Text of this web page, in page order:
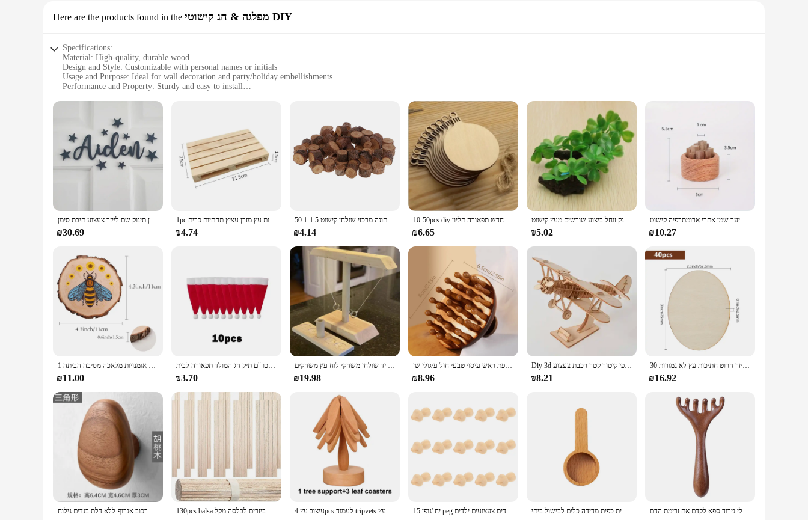
Here are the products found in the מפלגה & חג קישוטי DIY
Specifications:
Material: High-quality, durable wood
Design and Style: Customizable with personal names or initials
Usage and Purpose: Ideal for wall decoration and party/holiday embellishments
Performance and Property: Sturdy and easy to install
Shape or Size or Weight or Quantity: Available in various sizes to suit different spaces
**Elegant and Personalized Decor**
The עץ שם סימן coustom שם סימן אישית משתלת דקור קיר תפאורה is a unique addition to any home or event decor. This customizable wall decoration allows you to personalize your space with a
touch of elegance. Whether you're looking to add a personalized touch to your living room, or you're planning a special event, this decoration set is perfect for you. The customizable aspect of this
product makes it a thoughtful gift for family and friends, or a way to add a personal touch to your own space.
The versatility of this decoration set is unmatched. Not only can it be used as a personalized wall decoration, but it also serves as a stunning party and holiday decoration. The sets come with a variety
of DIY decorations, ensuring that you can create a unique look that suits your style. The ease of installation makes it a hassle-free addition to any room. It's perfect for those who love to personalize
their space without the need for professional help.
**Adaptable for Various Occasions**
enhance the ambiance of a wedding, birthday party, or any other celebration, this decoration set will add a personal touch that your guests will appreciate. The sets are available in various sizes, making
them adaptable for different spaces and occasions. With its wholesale availability, it's a perfect choice for those looking to offer a personalized touch to their clients or customers.
אישית צבע אקריליק דלת שם סימן עם כוכבים או לבבות משתלה או ילדים של שינה סימן תינוק שם לייזר צעצוע תיבת סימן
₪30.69
1pc מיני עץ מזרן משקאות תחתיות עבור חם וקר משקאות עץ מזרן עציץ תחתיות כרית
₪4.74
50 חתיכות עץ יומן עגול פרוס לחתונה מרכזי שולחן קישוט 1-1.5cm
₪4.14
10-50pcs diy חג המולד עץ כדורי חג המולד קישוט עגול תגים תלייה קישוט לחג המולד חדש תפאורה תליון
₪6.65
עץ צב מלאכותי עץ צב מלאכותי עץ יבש אקווריום טנק זוחל ביצוע שורשים מעץ קישוט
₪5.02
קטן צ 'אידוי שמן אתרי בושם עץ אשור שחור אגוז ניחוח יער שמן אתרי ארומתרפיה קישוט
₪10.27
1 עץ החיים של חתיכות עץ עגול טבעי פרוסות עיגולים עץ כפרי עיגולים גיליון עבור אומנויות מלאכה מסיבה הביתה
₪11.00
קישוטי חג המולד 2024 קישוט שמלת חג המולד מחזיק כובע חג המולד כובע סכין מזלג סכו "ם תיק חג המולד תפאורה לבית
₪3.70
ילדים מבוגרים טבעת לזרוק משחקי בית מסיבה הביתה משחקי שתייה מהירה כף יד שולחן משחקי לוח עץ משחקים
₪19.98
טיפול עץ רב תפקודי עיסוי מסרק הקרקפת ראש עיסוי טבעי חול עיגולי שן guasha גירוד גוף עיסוי
₪8.96
Diy 3d עץ פאזל להרכבה פאזל לייזר חיתוך שיט ספינה כנפי קיטור קטר רכבת צעצוע diy ערכת למבוגרים ילד
₪8.21
30 יח 'חרק עץ כרטיסי ביקור חרק שם כרטיס ברכה חרוט לייזר חרוט חתיכות עץ לא גמורות
₪16.92
פרודיניאן עץ מלא ידית בגדים וו מעיל וו רכוב קיר-רכוב אגרוף-ללא דלת בגדים גילוח 130pcs balsa עץ רצועה עץ מלאכה מרובע דגם צעצועים בניין גילוף ידיים אביזרים לבלסה מקל עיצוב עץ 4pcs לעמוד tripvets עץ אנטי סקלד עמיד חום שולחן מחצלת מגלשן עץ 15 יח 'גופן peg בובות פטריית עץ קטנה תפאורה ילדים צעצועים ילדים ערכת כפית עץ מדידה של כף עץ מדידה של כפית כפית כפית מדידה כלים לבישול ביתי עיסוי מרידיאן שישה טופר עיסוי מרידיאן מסרק אנטי סטטי טבעי עץ רחב שיניים גואה שה כלי גירוד ספא לקדם את זרימת הדם